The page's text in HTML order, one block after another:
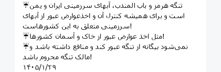
☔️تنگه هرمز و باب المندب، آبهای سرزمینی ایران و یمن
است و برای همیشه کنترل آن و اخذعوارض عبور از آبهای
سرزمینی متعلق به این کشورهاست!
☔️مثل اخذ عوارض عبور از خاک و آسمان کشورها!
☔️نمی‌شود بیگانه از تنگه عبور کند و منافع داشته باشد و
مالک تنگه محروم باشد!
١۴٠۵/١/٢٩